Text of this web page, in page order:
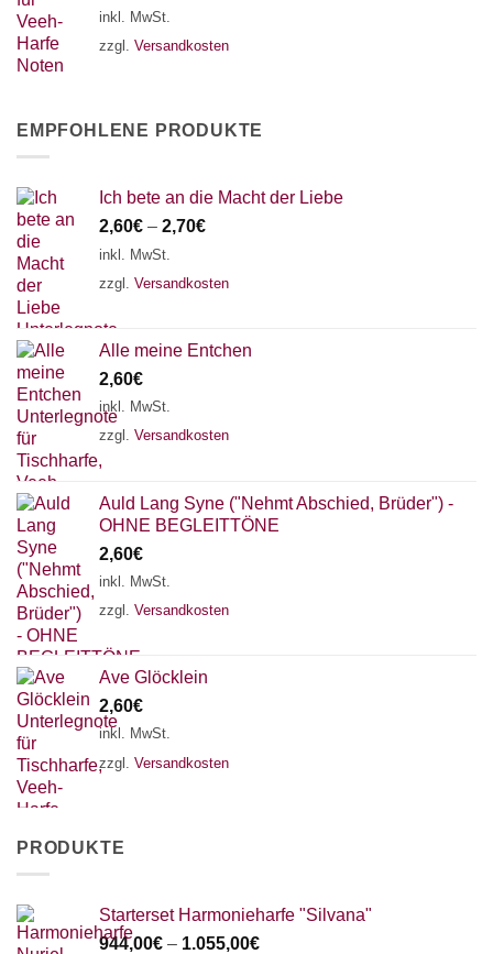
inkl. MwSt.
zzgl. Versandkosten
EMPFOHLENE PRODUKTE
Ich bete an die Macht der Liebe
2,60€ – 2,70€
inkl. MwSt.
zzgl. Versandkosten
Alle meine Entchen
2,60€
inkl. MwSt.
zzgl. Versandkosten
Auld Lang Syne ("Nehmt Abschied, Brüder") -
OHNE BEGLEITTÖNE
2,60€
inkl. MwSt.
zzgl. Versandkosten
Ave Glöcklein
2,60€
inkl. MwSt.
zzgl. Versandkosten
PRODUKTE
Starterset Harmonieharfe "Silvana"
944,00€ – 1.055,00€